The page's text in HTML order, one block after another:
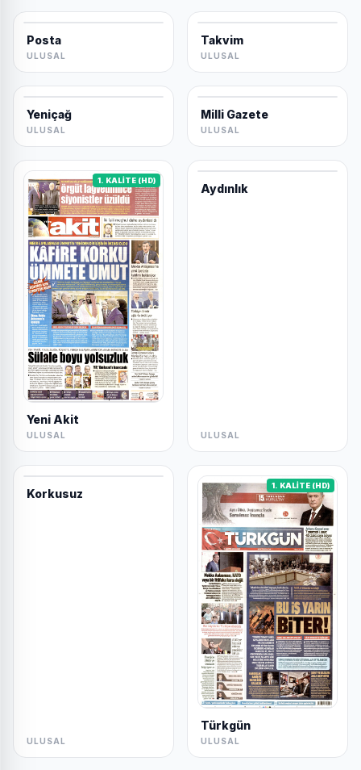
Posta
ULUSAL
Takvim
ULUSAL
Yeniçağ
ULUSAL
Milli Gazete
ULUSAL
1. KALİTE (HD)
Yeni Akit
ULUSAL
Aydınlık
ULUSAL
Korkusuz
ULUSAL
1. KALİTE (HD)
Türkgün
ULUSAL